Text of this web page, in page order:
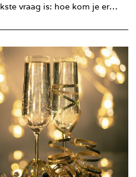
vraag is: hoe kom je er…